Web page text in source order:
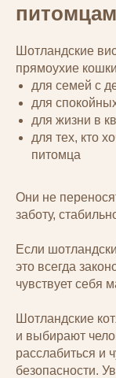
Шотландские
прямоухие
для семей с
для
для жизни в
для тех, кто
питомца
Они не
заботу,
Если
это всегда
чувствует себя
Шотландские
и выбирают
расслабиться и
безопасности.